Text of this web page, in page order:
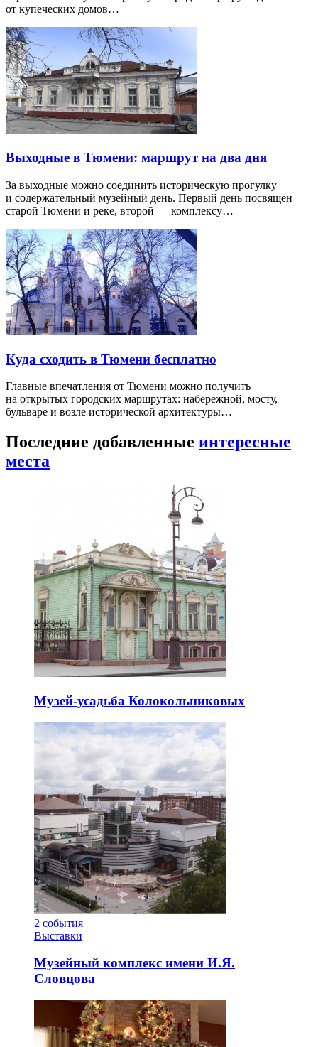
от купеческих домов…
Выходные в Тюмени: маршрут на два дня
За выходные можно соединить историческую прогулку
и содержательный музейный день. Первый день посвящён
старой Тюмени и реке, второй — комплексу…
Куда сходить в Тюмени бесплатно
Главные впечатления от Тюмени можно получить
на открытых городских маршрутах: набережной, мосту,
бульваре и возле исторической архитектуры…
Последние добавленные интересные
места
Музей-усадьба Колокольниковых
2 события
Выставки
Музейный комплекс имени И.Я.
Словцова